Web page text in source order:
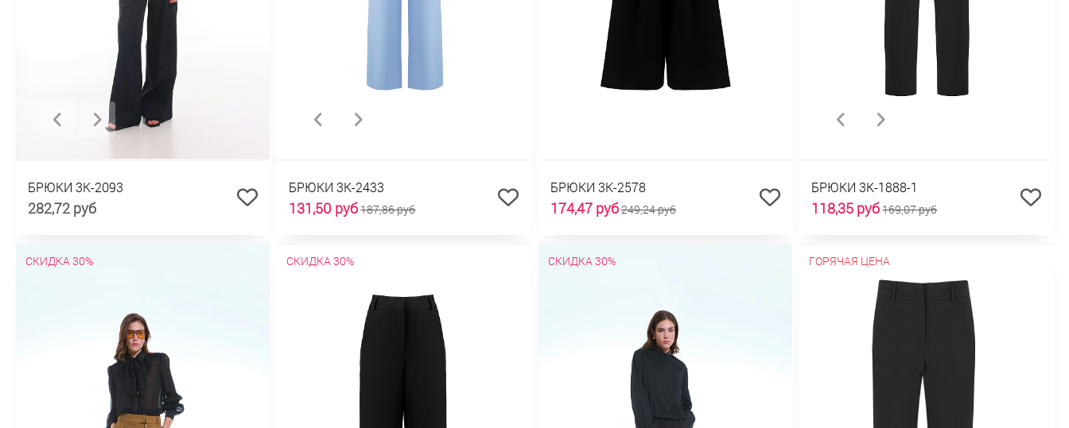
БРЮКИ 3К-2093
282,72 руб
БРЮКИ 3К-2433
131,50 руб187,86 руб
БРЮКИ 3К-2578
174,47 руб249,24 руб
БРЮКИ 3К-1888-1
118,35 руб169,07 руб
СКИДКА 30% СКИДКА 30% СКИДКА 30% ГОРЯЧАЯ ЦЕНА